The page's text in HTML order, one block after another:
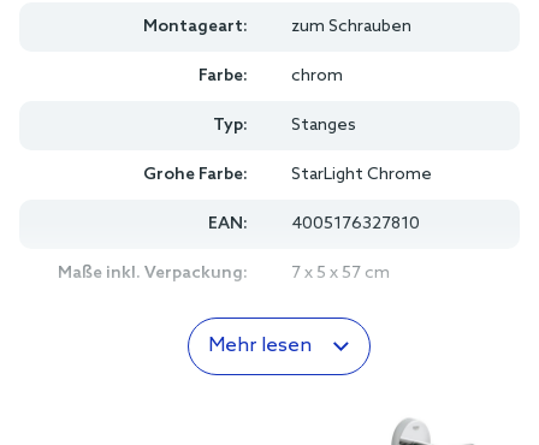
Montageart: zum Schrauben
Farbe: chrom
Typ: Stanges
Grohe Farbe: StarLight Chrome
EAN: 4005176327810
Maße inkl. Verpackung: 7 x 5 x 57 cm
Mehr lesen